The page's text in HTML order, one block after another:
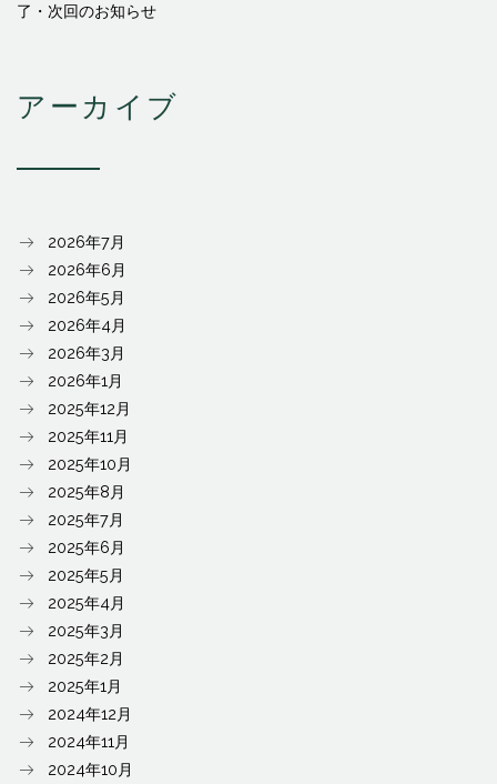
了・次回のお知らせ
アーカイブ
2026年7月
2026年6月
2026年5月
2026年4月
2026年3月
2026年1月
2025年12月
2025年11月
2025年10月
2025年8月
2025年7月
2025年6月
2025年5月
2025年4月
2025年3月
2025年2月
2025年1月
2024年12月
2024年11月
2024年10月